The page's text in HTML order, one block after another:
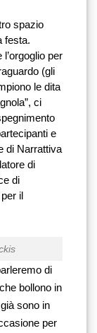
spazio
festa.
per
(gli
le dita
ci
e
di Narrattiva
di
di
il
di
bollono in
sono in
per